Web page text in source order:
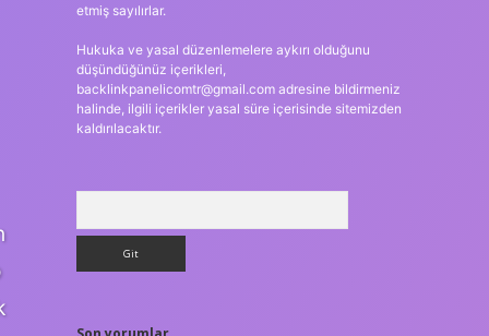
etmiş sayılırlar.
Hukuka ve yasal düzenlemelere aykırı olduğunu
düşündüğünüz içerikleri,
backlinkpanelicomtr@gmail.comadresine bildirmeniz
halinde, ilgili içerikler yasal süre içerisinde sitemizden
kaldırılacaktır.